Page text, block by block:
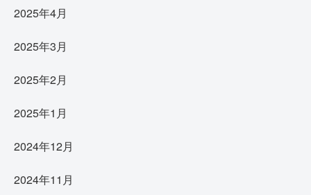
2025年4月
2025年3月
2025年2月
2025年1月
2024年12月
2024年11月